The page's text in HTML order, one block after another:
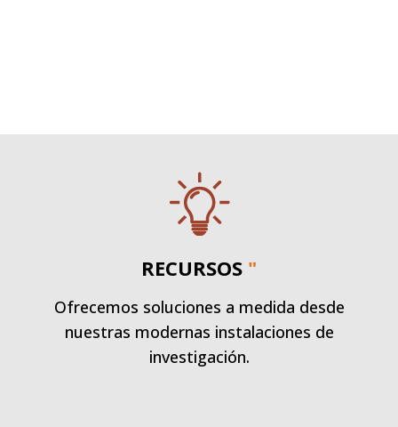
RECURSOS "
Ofrecemos soluciones a medida desde
nuestras modernas instalaciones de
investigación.